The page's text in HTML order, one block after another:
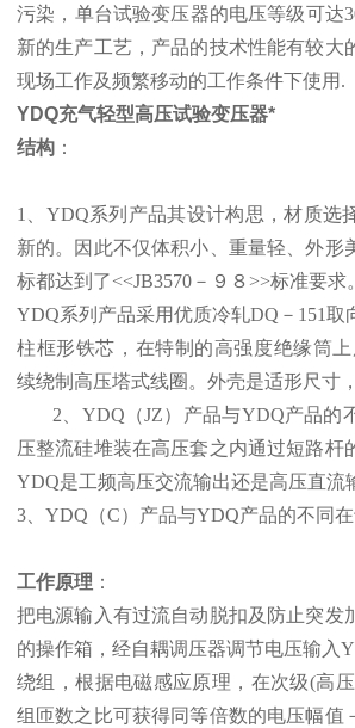
污染，单台试验变压器的电压等级可达
新的生产工艺，产品的技术性能有较大
现场工作及频繁移动的工作条件下使用.
YDQ充气轻型高压试验变压器*
结构 ：
1、YDQ系列产品其设计构思，材质选
新的。因此不仅体积小、重量轻、外形
标都达到了<<JB3570－９８>>标准要求。
YDQ系列产品采用优质冷轧DQ－151取
柱框形铁芯，在特制的高强度绝缘筒
续绕制高压塔式线圈。外壳是适形尺寸
2、YDQ（JZ）产品与YDQ产品的
压整流硅堆装在高压套之内通过短路杆
YDQ是工频高压交流输出还是高压直流
3、YDQ（C）产品与YDQ产品的不同在
工作原理 ：
把电源输入有过流自动脱扣及防止突发
的操作箱，经自耦调压器调节电压输入
绕组，根据电磁感应原理，在次级(高
组匝数之比可获得同等倍数的电压幅值